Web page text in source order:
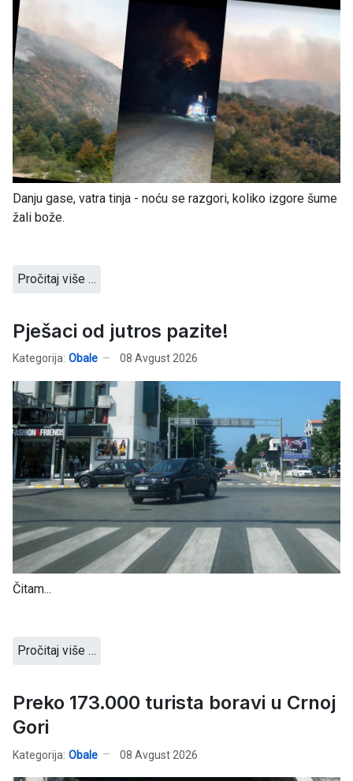
Danju gase, vatra tinja - noću se razgori, koliko izgore šume
žali bože.
Pročitaj više …
Pješaci od jutros pazite!
Kategorija: Obale 08 Avgust 2026
Čitam...
Pročitaj više …
Preko 173.000 turista boravi u Crnoj
Gori
Kategorija: Obale 08 Avgust 2026